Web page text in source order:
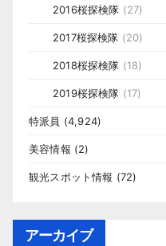
2016桜探検隊 (27)
2017桜探検隊 (20)
2018桜探検隊 (18)
2019桜探検隊 (17)
特派員 (4,924)
美容情報 (2)
観光スポット情報 (72)
アーカイブ